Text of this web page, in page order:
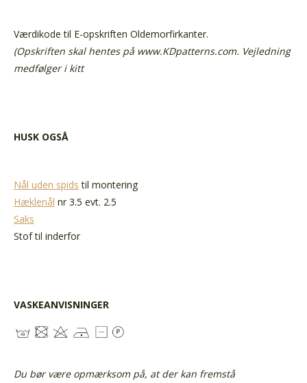
Værdikode til E-opskriften Oldemorfirkanter.
(Opskriften skal hentes på www.KDpatterns.com. Vejledning
medfølger i kitt
HUSK OGSÅ
Nål uden spids til montering
Hæklenål nr 3.5 evt. 2.5
Saks
Stof til inderfor
VASKEANVISNINGER
Du bør være opmærksom på, at der kan fremstå